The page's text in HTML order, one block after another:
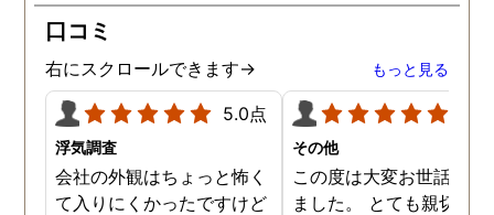
ドバイスを頂き繋いで下さ
った事、本当に感謝してい
ます。
口コミ
右にスクロールできます→ もっと見る
5.0点
浮気調査
会社の外観はちょっと怖く
て入りにくかったですけど
その他
この度は大変お世話にな
ました。 とても親切に